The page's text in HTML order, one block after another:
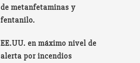
de metanfetaminas y
fentanilo.
EE.UU. en máximo nivel de
alerta por incendios